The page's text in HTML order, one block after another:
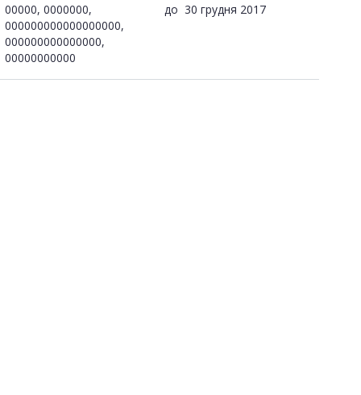
00000, 0000000,
000000000000000000,
000000000000000,
00000000000
до 30 грудня 2017